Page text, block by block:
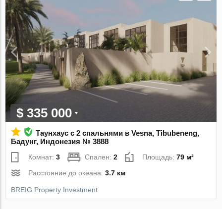
$ 335 000
Таунхаус с 2 спальнями в Vesna, Tibubeneng,
Бадунг, Индонезия № 3888
Комнат:3 Спален:2 Площадь:79 м²
Расстояние до океана:3.7 км
BREIG Property Investment